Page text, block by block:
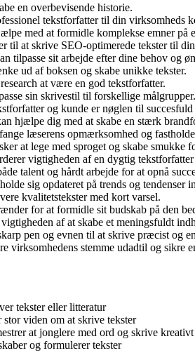
en overbevisende historie.
tekstforfatter til din virksomheds
med at formidle komplekse emner på
til at skrive SEO-optimerede tekster til
tilpasse sit arbejde efter dine behov og
ud af boksen og skabe unikke tekster.
at være en god tekstforfatter.
sin skrivestil til forskellige målgrupper.
og kunde er nøglen til
hjælpe dig med at skabe en stærk
læserens opmærksomhed og
at lege med sproget og skabe smukke
vigtigheden af en dygtig
talent og hårdt arbejde for at opnå
sig opdateret på trends og tendenser
kvalitetstekster med kort varsel.
for at formidle sit budskab på den
af at skabe et meningsfuldt
pen og evnen til at skrive præcist og
virksomhedens stemme udadtil og sikre
tekster eller litteratur
stor viden om at skrive tekster
at jonglere med ord og skrive kreativt
og formulerer tekster